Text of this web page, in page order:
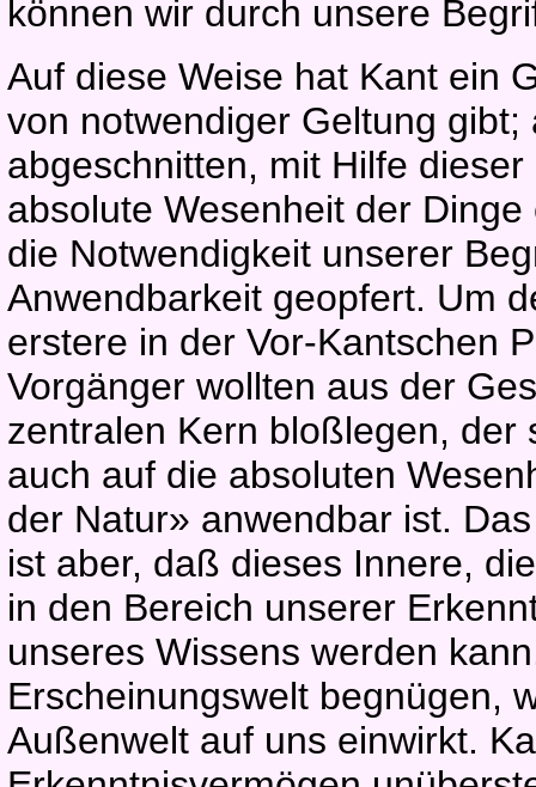
können wir durch unsere
Auf diese Weise hat Kant ein
von notwendiger Geltung
abgeschnitten, mit Hilfe
absolute Wesenheit der
die Notwendigkeit unserer
Anwendbarkeit geopfert. Um
erstere in der Vor-Kantschen
Vorgänger wollten aus der
zentralen Kern bloßlegen, der
auch auf die absoluten
der Natur» anwendbar ist.
ist aber, daß dieses Innere,
in den Bereich unserer
unseres Wissens werden
Erscheinungswelt begnügen,
Außenwelt auf uns einwirkt.